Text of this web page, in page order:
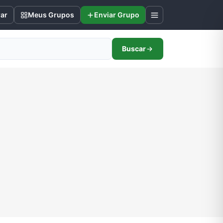
Meus Grupos Enviar Grupo
Buscar